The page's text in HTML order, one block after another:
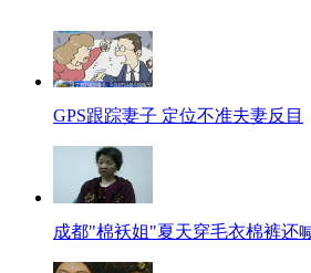
GPS跟踪妻子 定位不准夫妻反目
成都"棉袄姐"夏天穿毛衣棉裤还